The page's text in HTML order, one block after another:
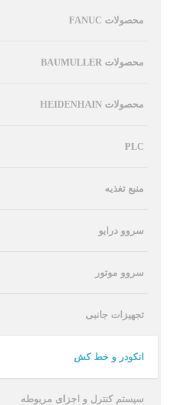
محصولات FANUC
محصولات BAUMULLER
محصولات HEIDENHAIN
PLC
منبع تغذیه
سروو درایو
سروو موتور
تجهیزات جانبی
انکودر و خط کش
سیستم کنترل و اجزای مربوطه